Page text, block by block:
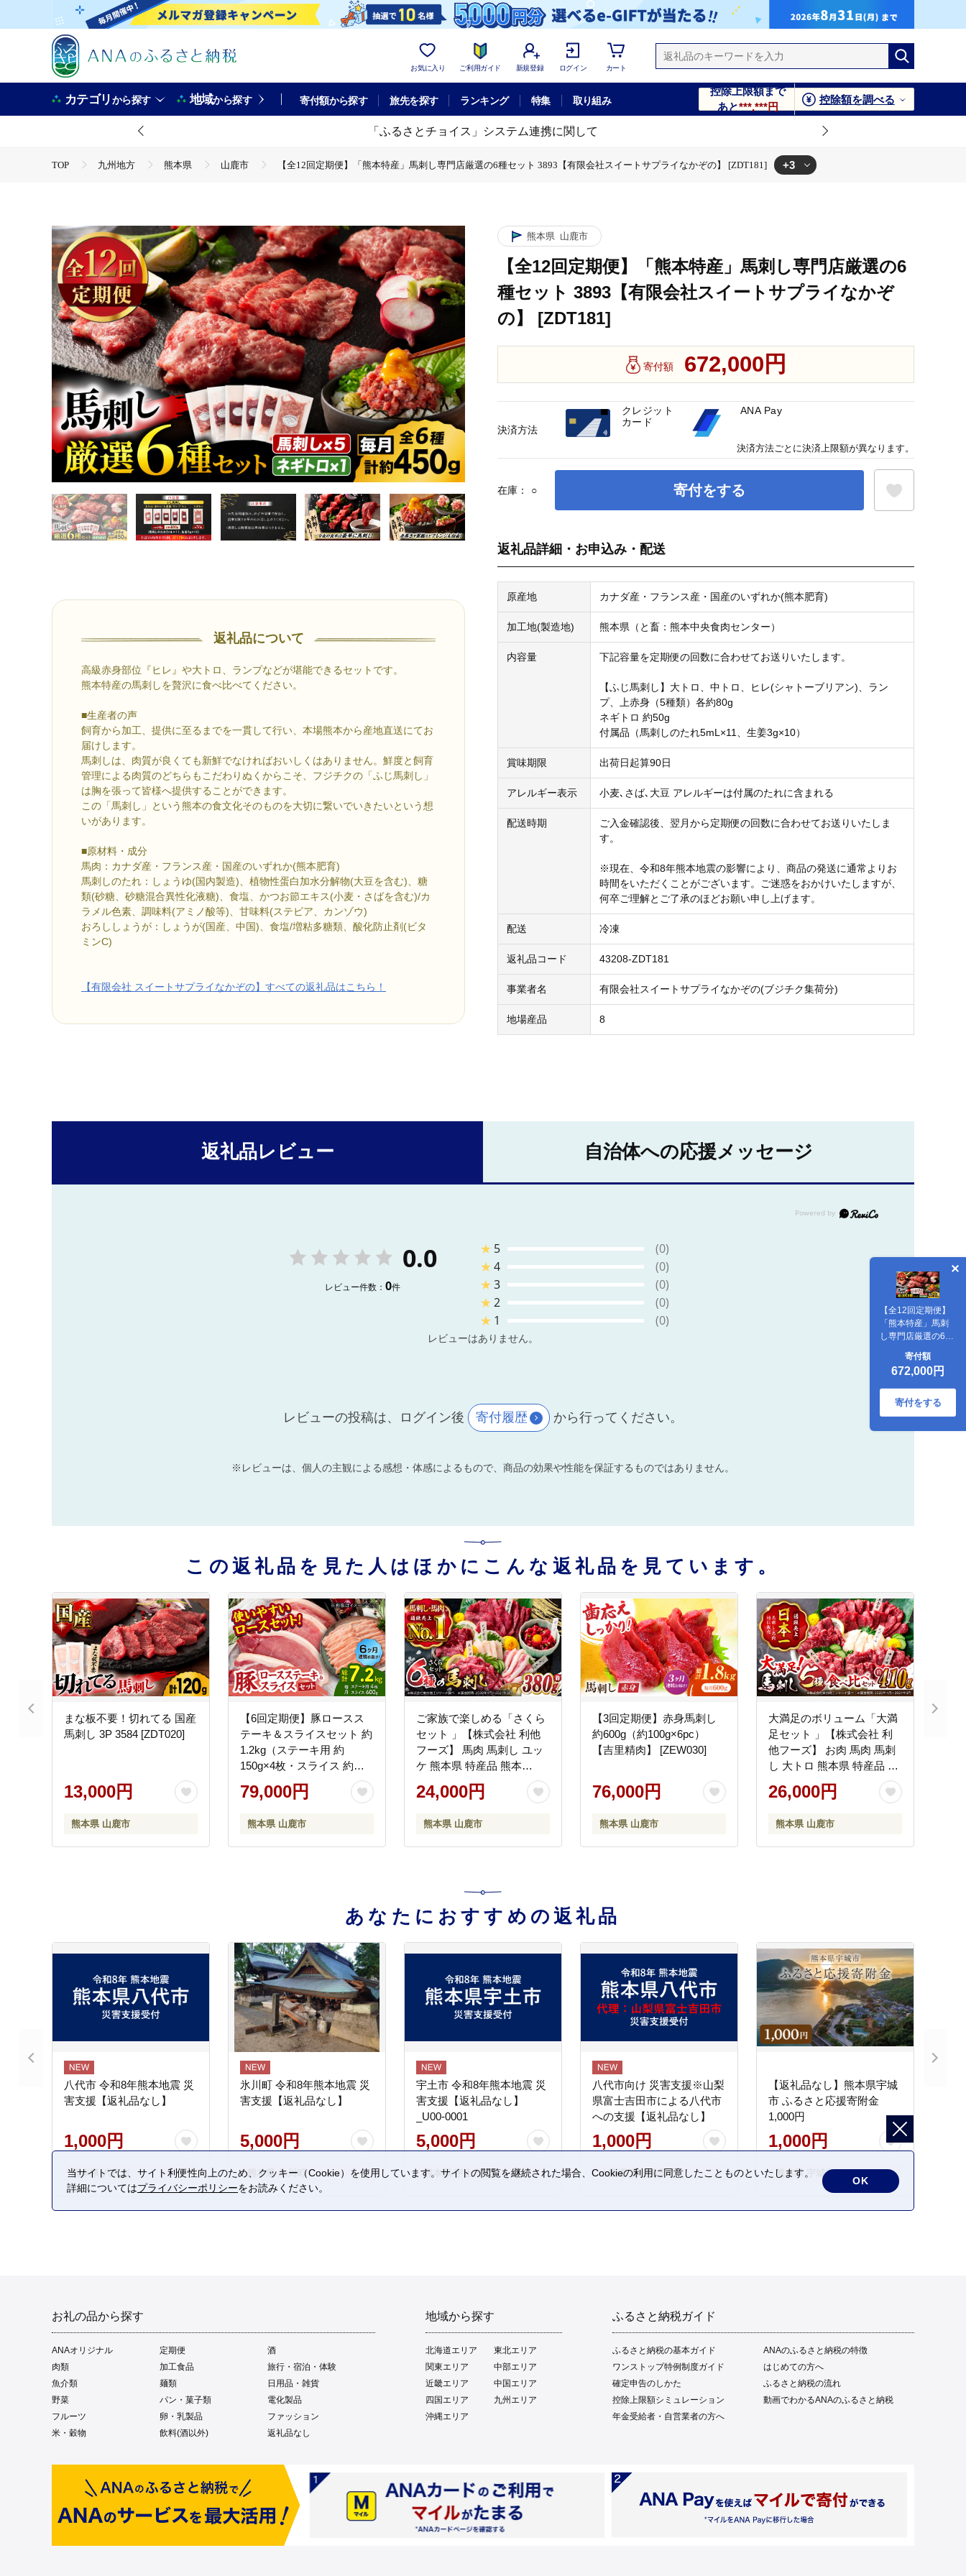
お気に入り ご利用ガイド 新規登録 ログイン カート
カテゴリから探す 地域から探す 寄付額から探す 旅先を探す ランキング 特集 取り組み
控除上限額まで
あと***,***円
控除額を調べる
「ふるさとチョイス」システム連携に関して
TOP 九州地方 熊本県 山鹿市 【全12回定期便】「熊本特産」馬刺し専門店厳選の6種セット 3893【有限会社スイートサプライなかぞの】 [ZDT181] +3
返礼品について
高級赤身部位『ヒレ』や大トロ、ランプなどが堪能できるセットです。
熊本特産の馬刺しを贅沢に食べ比べてください。
■生産者の声
飼育から加工、提供に至るまでを一貫して行い、本場熊本から産地直送にてお
届けします。
馬刺しは、肉質が良くても新鮮でなければおいしくはありません。鮮度と飼育
管理による肉質のどちらもこだわりぬくからこそ、フジチクの「ふじ馬刺し」
は胸を張って皆様へ提供することができます。
この「馬刺し」という熊本の食文化そのものを大切に繋いでいきたいという想
いがあります。
■原材料・成分
馬肉：カナダ産・フランス産・国産のいずれか(熊本肥育)
馬刺しのたれ：しょうゆ(国内製造)、植物性蛋白加水分解物(大豆を含む)、糖
類(砂糖、砂糖混合異性化液糖)、食塩、かつお節エキス(小麦・さばを含む)/カ
ラメル色素、調味料(アミノ酸等)、甘味料(ステビア、カンゾウ)
おろししょうが：しょうが(国産、中国)、食塩/増粘多糖類、酸化防止剤(ビタ
ミンC)
【有限会社 スイートサプライなかぞの】すべての返礼品はこちら！
熊本県 山鹿市
【全12回定期便】「熊本特産」馬刺し専門店厳選の6
種セット 3893【有限会社スイートサプライなかぞ
の】 [ZDT181]
寄付額 672,000円
在庫： ○ 寄付をする
【全12回定期便】
「熊本特産」馬刺
し専門店厳選の6種
セット 3893【有限
会社スイートサプ
ライなかぞの】
[ZDT181]
寄付額
672,000円
寄付をする
返礼品詳細・お申込み・配送
原産地 カナダ産・フランス産・国産のいずれか(熊本肥育)
加工地(製造地) 熊本県（と畜：熊本中央食肉センター）
内容量 下記容量を定期便の回数に合わせてお送りいたします。
【ふじ馬刺し】大トロ、中トロ、ヒレ(シャトーブリアン)、ラン
プ、上赤身（5種類）各約80g
ネギトロ 約50g
付属品（馬刺しのたれ5mL×11、生姜3g×10）
賞味期限 出荷日起算90日
アレルギー表示 小麦､さば､大豆 アレルギーは付属のたれに含まれる
配送時期
ご入金確認後、翌月から定期便の回数に合わせてお送りいたしま
す。
※現在、令和8年熊本地震の影響により、商品の発送に通常よりお
時間をいただくことがございます。ご迷惑をおかけいたしますが、
何卒ご理解とご了承のほどお願い申し上げます。
配送 冷凍
返礼品コード 43208-ZDT181
事業者名 有限会社スイートサプライなかぞの(ブジチク集荷分)
地場産品 8
決済方法
クレジット
カード
ANA Pay
決済方法ごとに決済上限額が異なります。
返礼品レビュー 自治体への応援メッセージ
0.0
レビュー件数： 0件
★ 5
(0)
★4
(0)
★3
(0)
★2
(0)
★ 1 (0)
レビューはありません。
レビューの投稿は、ログイン後 寄付履歴 から行ってください。
※レビューは、個人の主観による感想・体感によるもので、商品の効果や性能を保証するものではありません。
この返礼品を見た人はほかにこんな返礼品を見ています。
まな板不要！切れてる 国産
馬刺し 3P 3584 [ZDT020]
13,000円
熊本県 山鹿市
【6回定期便】豚ロースス
テーキ＆スライスセット 約
1.2kg（ステーキ用 約
150g×4枚・スライス 約
300g×2pc）【吉里精肉】
[ZEW103]
79,000円
熊本県 山鹿市
ご家族で楽しめる「さくら
セット 」【株式会社 利他
フーズ】 馬肉 馬刺し ユッ
ケ 熊本県 特産品 熊本
24,000円
熊本県 山鹿市
【3回定期便】赤身馬刺し
約600g（約100g×6pc）
【吉里精肉】 [ZEW030]
76,000円
熊本県 山鹿市
大満足のボリューム「大満
足セット 」【株式会社 利
他フーズ】 お肉 馬肉 馬刺
し 大トロ 熊本県 特産品 上
赤身馬刺し [ZBK006]
26,000円
熊本県 山鹿市
あなたにおすすめの返礼品
八代市 令和8年熊本地震 災
害支援【返礼品なし】
1,000円
熊本県 八代市
氷川町 令和8年熊本地震 災
害支援【返礼品なし】
5,000円
熊本県 氷川町
宇土市 令和8年熊本地震 災
害支援【返礼品なし】
_U00-0001
5,000円
熊本県 宇土市
八代市向け 災害支援※山梨
県富士吉田市による八代市
への支援【返礼品なし】
1,000円
山梨県 富士吉田市
【返礼品なし】熊本県宇城
市 ふるさと応援寄附金
1,000円
1,000円
熊本県 宇城市
お礼の品から探す
ANAオリジナル 定期便
酒
肉類
加工食品
旅行・宿泊・体験
魚介類
麺類
日用品・雑貨
野菜
パン・菓子類
電化製品
フルーツ
卵・乳製品
ファッション
米・穀物
飲料(酒以外) 返礼品なし
地域から探す
北海道エリア
東北エリア
関東エリア
中部エリア
近畿エリア
中国エリア
四国エリア
九州エリア
沖縄エリア
ふるさと納税ガイド
ふるさと納税の基本ガイド
ANAのふるさと納税の特徴
ワンストップ特例制度ガイド
はじめての方へ
確定申告のしかた
ふるさと納税の流れ
控除上限額シミュレーション
動画でわかるANAのふるさと納税
年金受給者・自営業者の方へ
当サイトでは、サイト利便性向上のため、クッキー（Cookie）を使用しています。サイトの閲覧を継続された場合、Cookieの利用に同意したことものといたします。
詳細についてはプライバシーポリシーをお読みください。
OK